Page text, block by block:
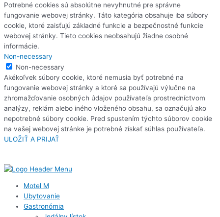
Potrebné cookies sú absolútne nevyhnutné pre správne
fungovanie webovej stránky. Táto kategória obsahuje iba súbory
cookie, ktoré zaisťujú základné funkcie a bezpečnostné funkcie
webovej stránky. Tieto cookies neobsahujú žiadne osobné
informácie.
Non-necessary
Non-necessary
Akékoľvek súbory cookie, ktoré nemusia byť potrebné na
fungovanie webovej stránky a ktoré sa používajú výlučne na
zhromažďovanie osobných údajov používateľa prostredníctvom
analýzy, reklám alebo iného vloženého obsahu, sa označujú ako
nepotrebné súbory cookie. Pred spustením týchto súborov cookie
na vašej webovej stránke je potrebné získať súhlas používateľa.
ULOŽIŤ A PRIJAŤ
Motel M
Ubytovanie
Gastronómia